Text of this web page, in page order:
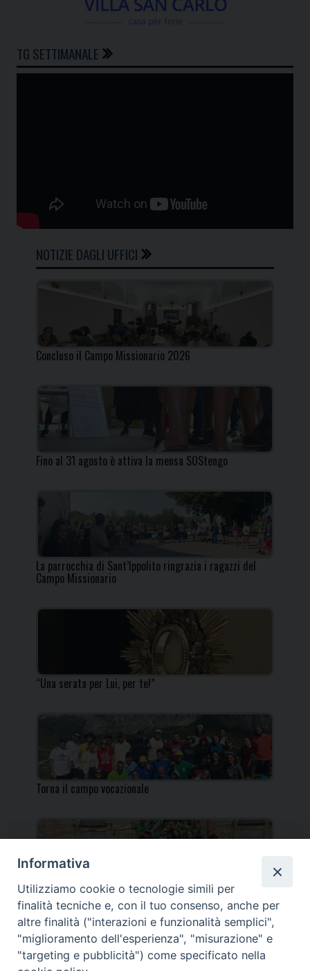
TG SETTIMANALE
NOTIZIE DAGLI UFFICI
Concluso il Campo Missionario 2026
Fino al 31 agosto è attiva la mensa SOStengo
La parrocchia di Sant’Ippolito ringrazia i ragazzi del
Campo Missionario
“Una serata per Lui, per te!”
Torna il campo vocazionale
Torna il Campo Missionario Diocesano
Informativa
Utilizziamo cookie o tecnologie simili per
finalità tecniche e, con il tuo consenso, anche per
altre finalità ("interazioni e funzionalità semplici",
"miglioramento dell'esperienza", "misurazione" e
"targeting e pubblicità") come specificato nella